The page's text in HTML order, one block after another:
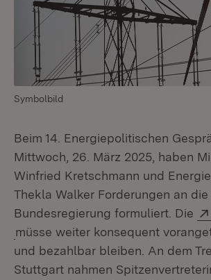
Symbolbild
Beim 14. Energiepolitischen
Mittwoch, 26. März 2025, haben
Winfried Kretschmann und
Thekla Walker Forderungen an die
Bundesregierung formuliert. Die
(Öffnet in neuem Fenster)
müsse weiter konsequent
und bezahlbar bleiben. An dem
Stuttgart nahmen